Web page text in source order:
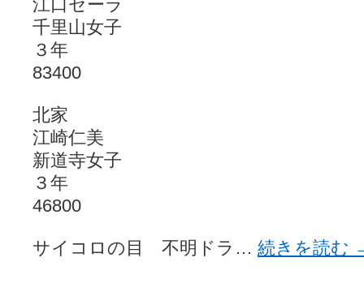
江口セーラ
千里山女子
３年
83400
北家
江崎仁美
新道寺女子
３年
46800
サイコロの目 不明ドラ… 続きを読む